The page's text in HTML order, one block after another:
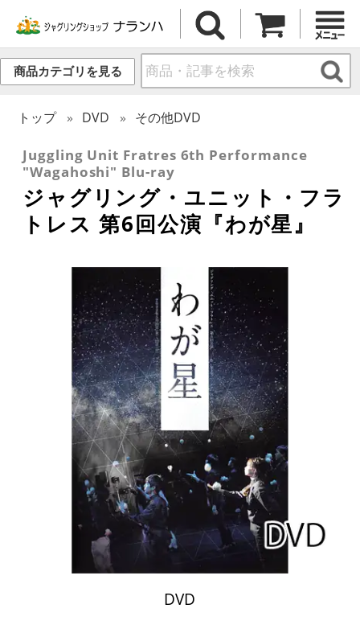
商品カテゴリを見る
トップ DVD その他DVD
Juggling Unit Fratres 6th Performance
"Wagahoshi" Blu-ray
ジャグリング・ユニット・フラ
トレス 第6回公演『わが星』
DVD